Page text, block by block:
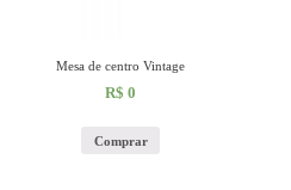
Mesa de centro Vintage
R$ 0
Comprar